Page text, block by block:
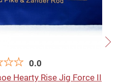
0.0
Hearty Rise Jig Force II